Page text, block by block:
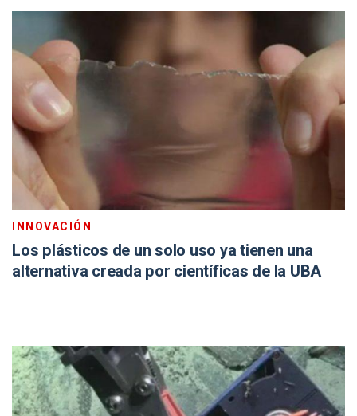
INNOVACIÓN
Los plásticos de un solo uso ya tienen una
alternativa creada por científicas de la UBA